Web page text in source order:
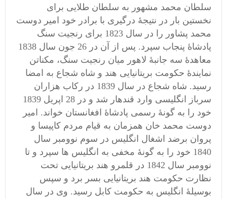
سلطان محمد مشهور به سلطان طلایی برای
نخستین بار در نتیجۀ درگیری با برادر خود امیر دوست
محمد پشاور را در سال 1823 برای رنجیت سنگ
پادشاۀ پنجاب سپرد. پس از آن در 26 جون سال 1838
معاهدۀ سه جانبۀ لاهور میان رنجیت سنگ، مکناتن
نمایندۀ حکومت بریتانیایی هند و شاه شجاع به امضا
رسید. شاه شجاع در سال 1839 در رکاب هزاران
سرباز انگلیسی وارد قندهار شد و در 28 اپریل 1839
خود را به گونۀ رسمی پادشاۀ افغانستان خواند. امیر
دوست محمد خان همزمان به قیام مردم کاپیسا و
پروان برضد اشغال انگلیس در سوم نوومبر سال
1840 خود را به گونۀ مخفی به انگلیس ها سپرد و تا
نوومبر سال 1842 در قلمرو هند بریتانیایی تحت
نظارت حکومت هند بریتانیایی بسر برد و سپس
بوسیلۀ انگلیس به حکومت کابل رسید. وی در سال